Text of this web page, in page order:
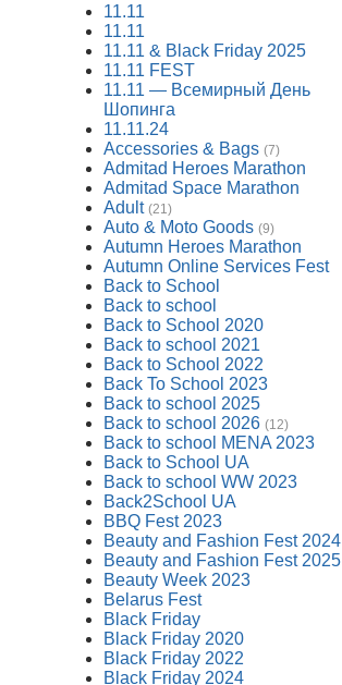
11.11
11.11
11.11 & Black Friday 2025
11.11 FEST
11.11 — Всемирный День
Шопинга
11.11.24
Accessories & Bags (7)
Admitad Heroes Marathon
Admitad Space Marathon
Adult (21)
Auto & Moto Goods (9)
Autumn Heroes Marathon
Autumn Online Services Fest
Back to School
Back to school
Back to School 2020
Back to school 2021
Back to School 2022
Back To School 2023
Back to school 2025
Back to school 2026 (12)
Back to school MENA 2023
Back to School UA
Back to school WW 2023
Back2School UA
BBQ Fest 2023
Beauty and Fashion Fest 2024
Beauty and Fashion Fest 2025
Beauty Week 2023
Belarus Fest
Black Friday
Black Friday 2020
Black Friday 2022
Black Friday 2024